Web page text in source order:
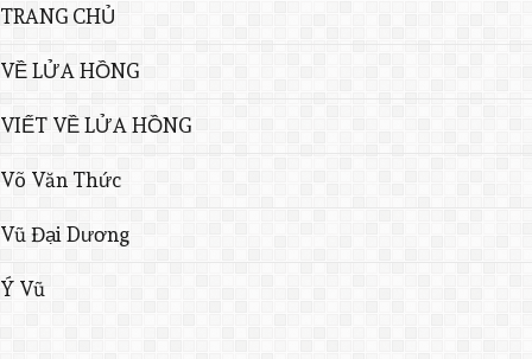
TRANG CHỦ
VỀ LỬA HỒNG
VIẾT VỀ LỬA HỒNG
Võ Văn Thức
Vũ Đại Dương
Ý Vũ